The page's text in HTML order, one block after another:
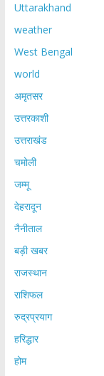
Uttarakhand
weather
West Bengal
world
अमृतसर
उत्तरकाशी
उत्तराखंड
चमोली
जम्मू
देहरादून
नैनीताल
बड़ी खबर
राजस्थान
राशिफल
रुद्रप्रयाग
हरिद्धार
होम